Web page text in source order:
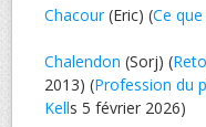
Chacour(Eric) (Ce
Chalendon (Sorj) (
2013) (Profession du
Kells 5 février 2026)